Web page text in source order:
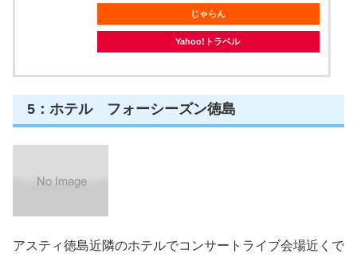
（最終チェックイン：24:00）
チェックアウト 10:00
＼こちらから予約できます!!／
ビジネスホテル コスモス徳島
posted withトマレバ